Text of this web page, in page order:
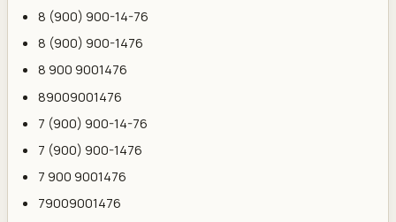
8 (900) 900-14-76
8 (900) 900-1476
8 900 9001476
89009001476
7 (900) 900-14-76
7 (900) 900-1476
7 900 9001476
79009001476